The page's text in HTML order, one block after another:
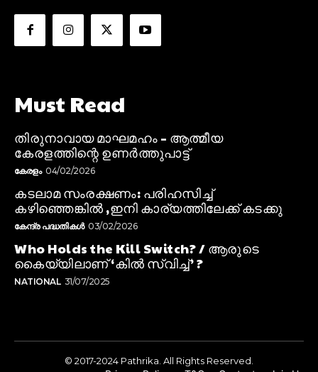
Must Read
തിരുനാവായ മാഘമഹം – ആത്മീയ
കേരളത്തിന്റെ ഉണർത്തുപാട്ട്
കേരളം 04/02/2026
കടലാമ സംരക്ഷണം: പരിഹസിച്ച്
കഴിഞ്ഞെങ്കിൽ ,ഇനി കാര്യത്തിലേക്ക് കടക്കു
കേന്ദ്ര പദ്ധതികൾ 03/02/2026
Who Holds the Kill Switch? / ആരുടെ
കൈയ്യിലാണ് ‘കിൽ സ്വിച്ച്’ ?
NATIONAL 31/07/2025
© 2017-2024 Pathrika. All Rights Reserved.